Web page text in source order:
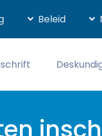
Beleid